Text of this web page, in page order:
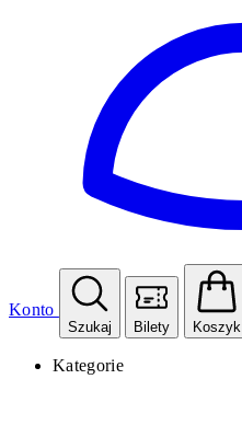
Konto
Szukaj Bilety Koszyk
Kategorie